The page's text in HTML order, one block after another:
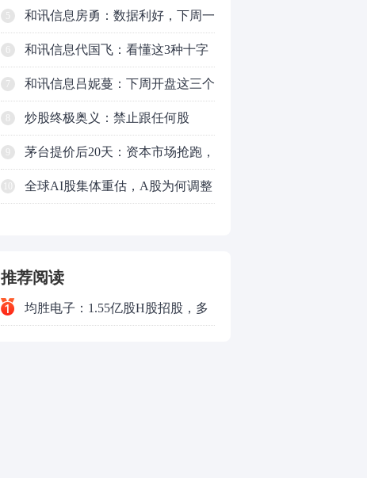
息了？周一还能涨吗？
5 和讯信息房勇：数据利好，下周一
应对方案
和讯信息代国飞：看懂这3种十字
星k线形态
7 和讯信息吕妮蔓：下周开盘这三个
方向，还有仓位的朋友一定要拿稳
了
炒股终极奥义：禁止跟任何股
票“谈恋爱”
茅台提价后20天：资本市场抢跑，
磨底属于现实
全球AI股集体重估，A股为何调整
推荐阅读
均胜电子：1.55亿股H股招股，多